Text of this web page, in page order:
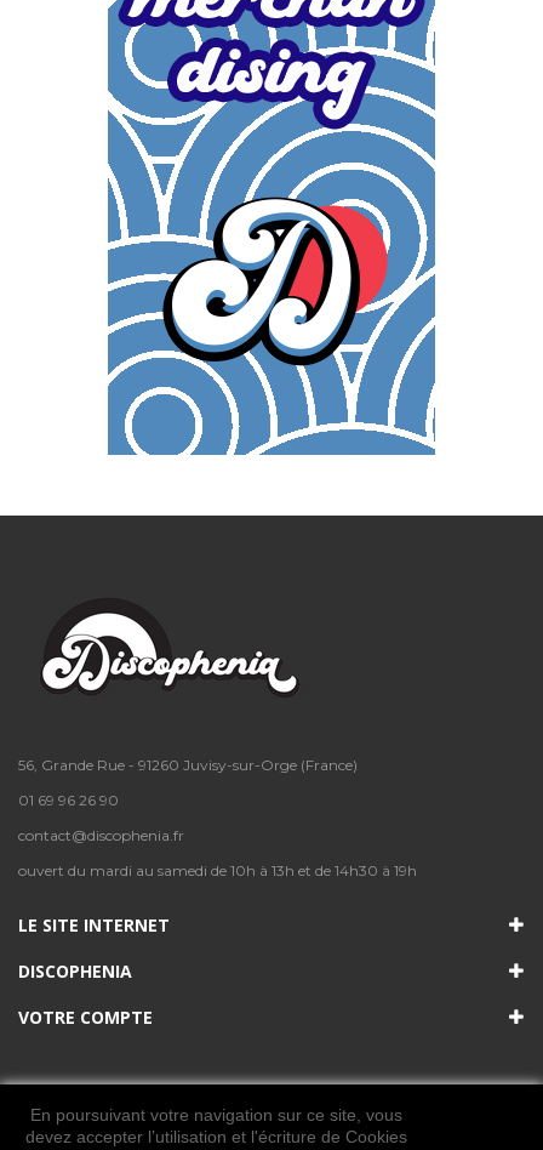
56, Grande Rue - 91260 Juvisy-sur-Orge (France)
01 69 96 26 90
contact@discophenia.fr
ouvert du mardi au samedi de 10h à 13h et de 14h30 à 19h
LE SITE INTERNET
DISCOPHENIA
VOTRE COMPTE
En poursuivant votre navigation sur ce site, vous
devez accepter l’utilisation et l'écriture de Cookies